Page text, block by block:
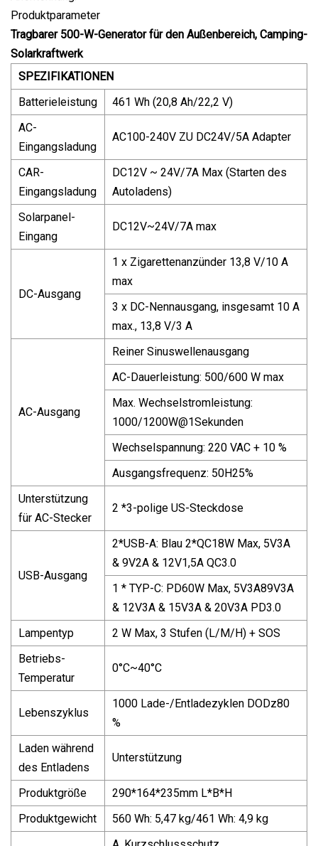
Produktparameter
Tragbarer 500-W-Generator für den Außenbereich, Camping-
Solarkraftwerk
SPEZIFIKATIONEN
Batterieleistung
461 Wh (20,8 Ah/22,2 V)
AC-
Eingangsladung
AC100-240V ZU DC24V/5A Adapter
CAR-
Eingangsladung
DC12V ~ 24V/7A Max (Starten des
Autoladens)
Solarpanel-
Eingang
DC12V~24V/7A max
DC-Ausgang
1 x Zigarettenanzünder 13,8 V/10 A
max
3 x DC-Nennausgang, insgesamt 10 A
max., 13,8 V/3 A
AC-Ausgang
Reiner Sinuswellenausgang
AC-Dauerleistung: 500/600 W max
Max. Wechselstromleistung:
1000/1200W@1Sekunden
Wechselspannung: 220 VAC + 10 %
Ausgangsfrequenz: 50H25%
Unterstützung
für AC-Stecker
2 *3-polige US-Steckdose
USB-Ausgang
2*USB-A: Blau 2*QC18W Max, 5V3A
& 9V2A & 12V1,5A QC3.0
1 * TYP-C: PD60W Max, 5V3A89V3A
& 12V3A & 15V3A & 20V3A PD3.0
Lampentyp
2 W Max, 3 Stufen (L/M/H) + SOS
Betriebs-
Temperatur
0°C~40°C
Lebenszyklus
1000 Lade-/Entladezyklen DODz80
%
Laden während
des Entladens
Unterstützung
Produktgröße
290*164*235mm L*B*H
Produktgewicht
560 Wh: 5,47 kg/461 Wh: 4,9 kg